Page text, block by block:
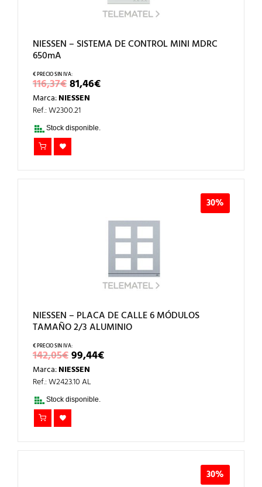
NIESSEN – SISTEMA DE CONTROL MINI MDRC
650mA
116,37€EL
PRECIO
ORIGINAL
ERA:
116,37€.
81,46€EL
PRECIO
Marca:NIESSEN
Ref.: W2300.21
Stock disponible.
30%
NIESSEN – PLACA DE CALLE 6 MÓDULOS
TAMAÑO 2/3 ALUMINIO
142,05€EL
PRECIO
ORIGINAL
ERA:142,05€.
99,44€EL
PRECIO
Marca:NIESSEN
Ref.: W2423.10 AL
Stock disponible.
30%